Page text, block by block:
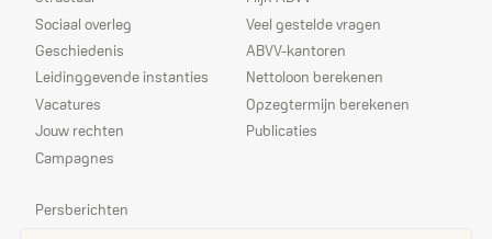
Sociaal overleg
Geschiedenis
Leidinggevende instanties
Vacatures
Jouw rechten
Campagnes
Veel gestelde vragen
ABVV-kantoren
Nettoloon berekenen
Opzegtermijn berekenen
Publicaties
Prioriteiten
Persberichten